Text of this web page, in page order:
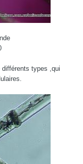
types ,qui